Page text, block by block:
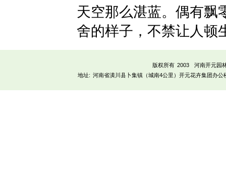
天空那么湛蓝。偶有飘
舍的样子，不禁让人顿
版权所有 2003 河南开元园
地址: 河南省潢川县卜集镇（城南4公里）开元花卉集团办公